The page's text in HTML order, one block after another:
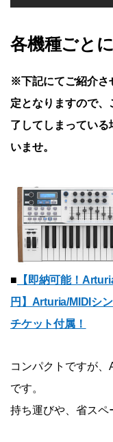
各機種ごと
※下記にてご紹介さ
定となりますので
了してしまっている
いませ。
■ 【即納可能！
円】Arturia/MIDIシ
チケット付属！
コンパクトですが
です。
持ち運びや、省スペ